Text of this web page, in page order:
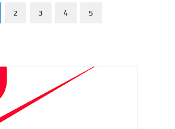
2 3 4 5